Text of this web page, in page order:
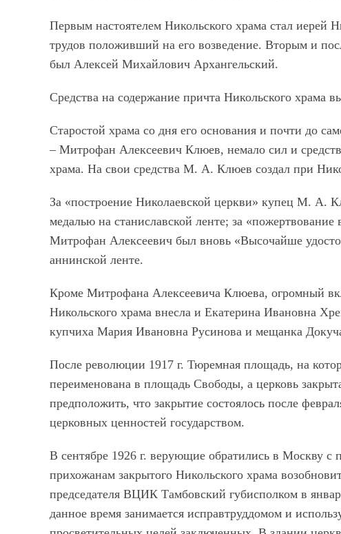
Первым настоятелем Никольского храма стал
трудов положивший на его возведение. Вторым и
был Алексей Михайлович Архангельский.
Средства на содержание причта Никольского храма
Старостой храма со дня его основания и почти до
– Митрофан Алексеевич Клюев, немало сил и
храма. На свои средства М. А. Клюев создал при
За «построение Николаевской церкви» купец М. А.
медалью на станиславской ленте; за
Митрофан Алексеевич был вновь «Высочайше
аннинской ленте.
Кроме Митрофана Алексеевича Клюева, огромный
Никольского храма внесла и Екатерина Ивановна
купчиха Мария Ивановна Русинова и мещанка
После революции 1917 г. Тюремная площадь, на
переименована в площадь Свободы, а церковь
предположить, что закрытие состоялось после
церковных ценностей государством.
В сентябре 1926 г. верующие обратились в Москву с
прихожанам закрытого Никольского храма
председателя ВЦИК Тамбовский губисполком в
данное время занимается исправтруддомом и